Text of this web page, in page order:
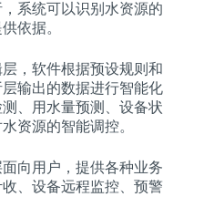
系统可以识别水资源的
依据。
，软件根据预设规则和
输出的数据进行智能化
、用水量预测、设备状
资源的智能调控。
向用户，提供各种业务
、设备远程监控、预警